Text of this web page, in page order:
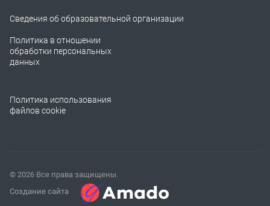
Сведения об образовательной организации
Политика в отношении
обработки персональных
данных
Политика использования
файлов cookie
© 2026 Все права защищены.
Создание сайта